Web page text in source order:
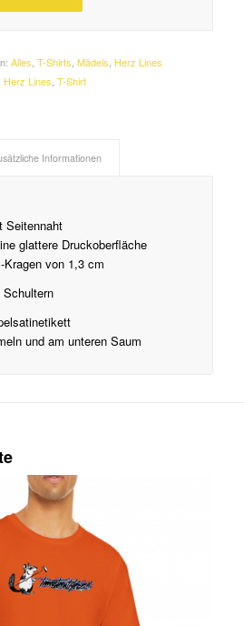
Alles T-Shirts Mädels Herz Lines
Herz Lines T-Shirt
Informationen
Seitennaht
glattere Druckoberfläche
Kragen von 1,3 cm
und am unteren Saum